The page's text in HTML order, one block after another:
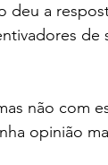
deu a
de
não com
opinião